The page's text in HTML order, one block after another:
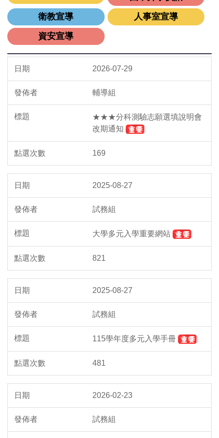
衛教宣導
人事室宣導
資安宣導
2026-07-29
輔導組
★★★分科測驗志願選填說明會
改期通知
169
2025-08-27
試務組
大學多元入學重要網站
821
2025-08-27
試務組
115學年度多元入學手冊
481
2026-02-23
試務組